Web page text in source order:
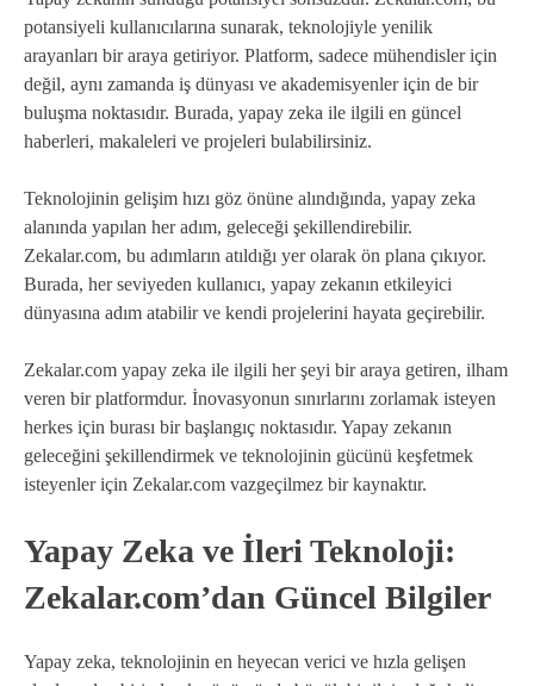
potansiyeli kullanıcılarına sunarak, teknolojiyle yenilik
arayanları bir araya getiriyor. Platform, sadece mühendisler için
değil, aynı zamanda iş dünyası ve akademisyenler için de bir
buluşma noktasıdır. Burada, yapay zeka ile ilgili en güncel
haberleri, makaleleri ve projeleri bulabilirsiniz.
Teknolojinin gelişim hızı göz önüne alındığında, yapay zeka
alanında yapılan her adım, geleceği şekillendirebilir.
Zekalar.com, bu adımların atıldığı yer olarak ön plana çıkıyor.
Burada, her seviyeden kullanıcı, yapay zekanın etkileyici
dünyasına adım atabilir ve kendi projelerini hayata geçirebilir.
Zekalar.com yapay zeka ile ilgili her şeyi bir araya getiren, ilham
veren bir platformdur. İnovasyonun sınırlarını zorlamak isteyen
herkes için burası bir başlangıç noktasıdır. Yapay zekanın
geleceğini şekillendirmek ve teknolojinin gücünü keşfetmek
isteyenler için Zekalar.com vazgeçilmez bir kaynaktır.
Yapay Zeka ve İleri Teknoloji:
Zekalar.com’dan Güncel Bilgiler
Yapay zeka, teknolojinin en heyecan verici ve hızla gelişen